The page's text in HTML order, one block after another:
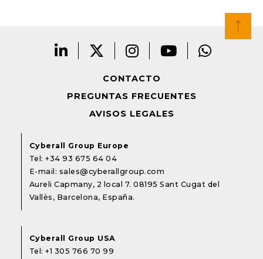
CONTACTO
PREGUNTAS FRECUENTES
AVISOS LEGALES
Cyberall Group Europe
Tel:+34 93 675 64 04
E-mail: sales@cyberallgroup.com
Aureli Capmany, 2 local 7. 08195 Sant Cugat del
Vallès, Barcelona, España.
Cyberall Group USA
Tel:+1 305 766 70 99